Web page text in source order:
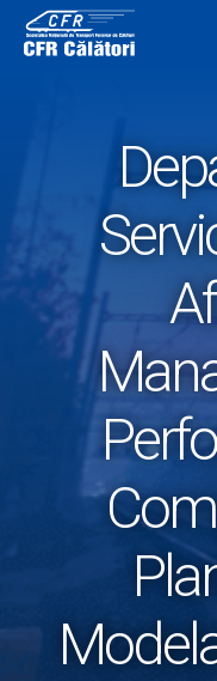
content